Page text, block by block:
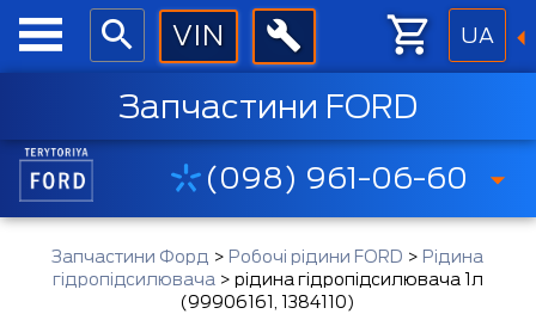
UA
Запчастини FORD
(098) 961-06-60
Запчастини Форд > Робочі рідини FORD > Рідина
гідропідсилювача > рідина гідропідсилювача 1л
(99906161, 1384110)